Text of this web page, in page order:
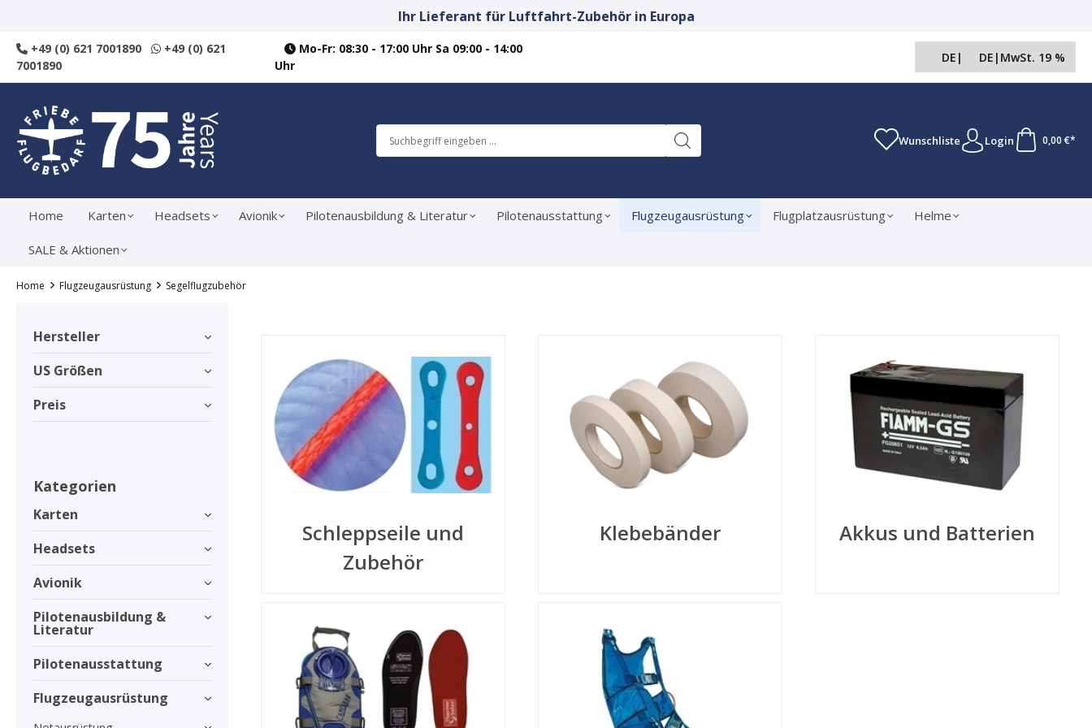
Ihr Lieferant für Luftfahrt-Zubehör in Europa
+49 (0) 621 7001890
+49 (0) 621
7001890
Mo-Fr: 08:30 - 17:00 Uhr Sa 09:00 - 14:00
Uhr
DE | DE | MwSt. 19 %
Wunschliste Login 0,00 €*
Home Karten Headsets Avionik Pilotenausbildung & Literatur Pilotenausstattung Flugzeugausrüstung Flugplatzausrüstung Helme
SALE & Aktionen
Home Flugzeugausrüstung Segelflugzubehör
Hersteller
US Größen
Preis
Kategorien
Karten
Headsets
Avionik
Pilotenausbildung &
Literatur
Pilotenausstattung
Flugzeugausrüstung
Schleppseile und
Zubehör
Klebebänder Akkus und Batterien